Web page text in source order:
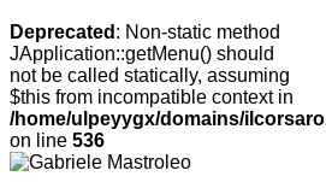
Deprecated : Non-static method
JApplication::getMenu() should
not be called statically, assuming
$this from incompatible context in
/home/ulpeyygx/domains/
on line 536